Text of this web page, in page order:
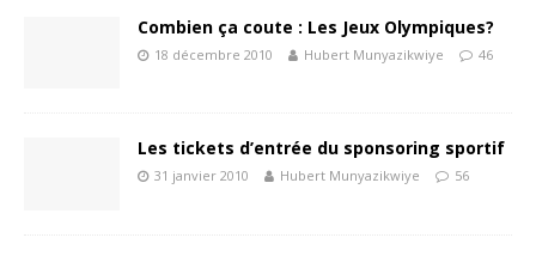
Combien ça coute : Les Jeux Olympiques?
18 décembre 2010 Hubert Munyazikwiye 46
Les tickets d’entrée du sponsoring sportif
31 janvier 2010 Hubert Munyazikwiye 56